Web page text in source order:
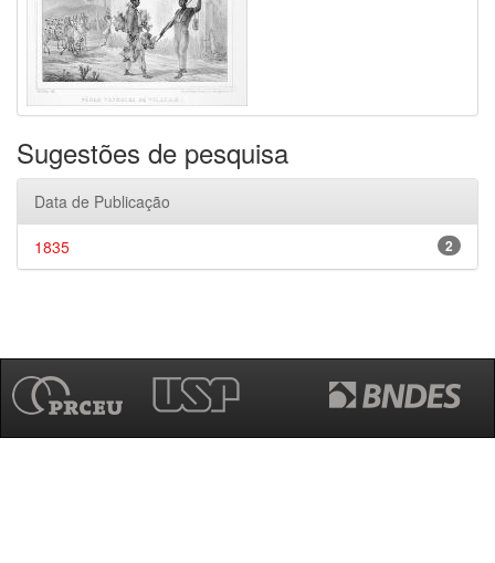
Sugestões de pesquisa
Data de Publicação
2
1835